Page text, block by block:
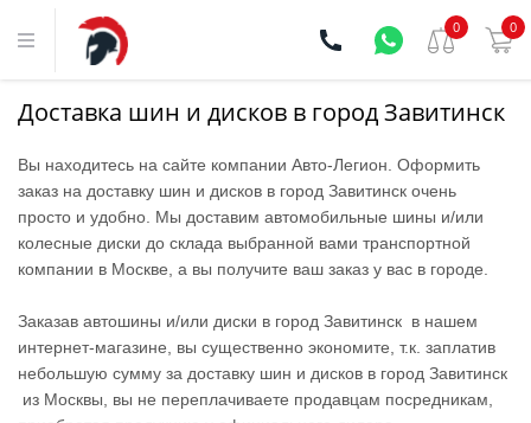
0 0
Доставка шин и дисков в город Завитинск
Вы находитесь на сайте компании Aвто-Легион. Оформить
заказ на доставку шин и дисков в город Завитинск очень
просто и удобно. Мы доставим автомобильные шины и/или
колесные диски до склада выбранной вами транспортной
компании в Москве, а вы получите ваш заказ у вас в городе.
Заказав автошины и/или диски в город Завитинск в нашем
интернет-магазине, вы существенно экономите, т.к. заплатив
небольшую сумму за доставку шин и дисков в город Завитинск
из Москвы, вы не переплачиваете продавцам посредникам,